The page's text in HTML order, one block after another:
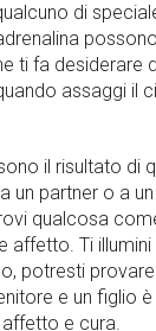
di
ti fa desiderare
assaggi il
il risultato di
un partner o a
qualcosa
affetto. Ti
potresti
e un figlio
e cura.